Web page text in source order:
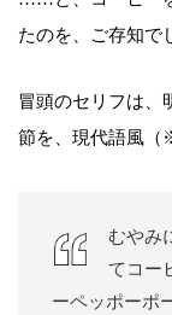
たのを、ご存知で
冒頭のセリフは、
節を、現代語風（
むやみ
てコー
ーペッポーポ